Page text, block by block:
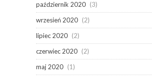
październik 2020 (3)
wrzesień 2020 (2)
lipiec 2020 (2)
czerwiec 2020 (2)
maj 2020 (1)